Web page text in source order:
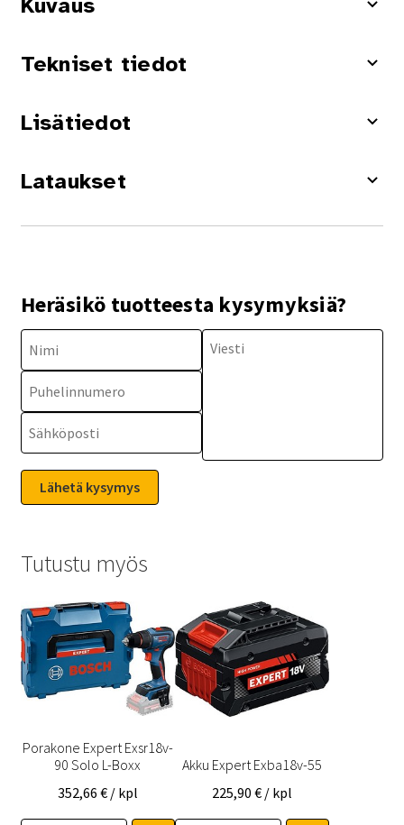
Kuvaus
Tekniset tiedot
Lisätiedot
Lataukset
Heräsikö tuotteesta kysymyksiä?
Tutustu myös
Porakone Expert Exsr18v-
90 Solo L-Boxx
352,66 € / kpl
Akku Expert Exba18v-55
225,90€ / kpl